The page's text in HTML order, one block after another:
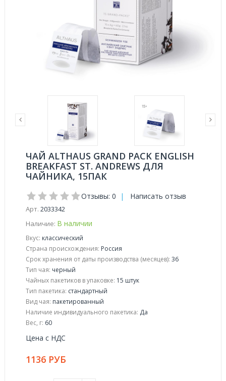
ЧАЙ ALTHAUS GRAND PACK ENGLISH
BREAKFAST ST. ANDREWS ДЛЯ
ЧАЙНИКА, 15ПАК
Отзывы: 0 | Написать отзыв
Арт. 2033342
Наличие: В наличии
Вкус: классический
Страна происхождения: Россия
Срок хранения от даты производства (месяцев): 36
Тип чая: черный
Чайных пакетиков в упаковке: 15 штук
Тип пакетика: стандартный
Вид чая: пакетированный
Наличие индивидуального пакетика: Да
Вес, г: 60
Цена с НДС
1136 РУБ